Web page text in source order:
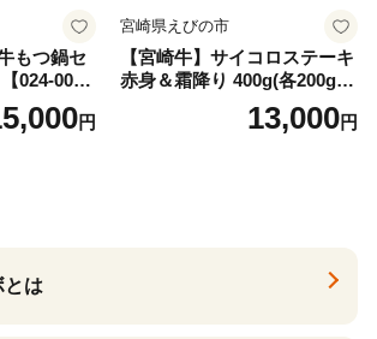
もつ鍋セ
024-002
円
宮崎県えびの市
【宮崎牛】サイコロステーキ
赤身＆霜降り 400g(各200g×
１P 計2P) 真空パック 冷凍
13,000円
とは